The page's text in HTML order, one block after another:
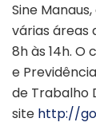
Sine
várias áreas
8h às 14h.
e
de Trabalho
site http://